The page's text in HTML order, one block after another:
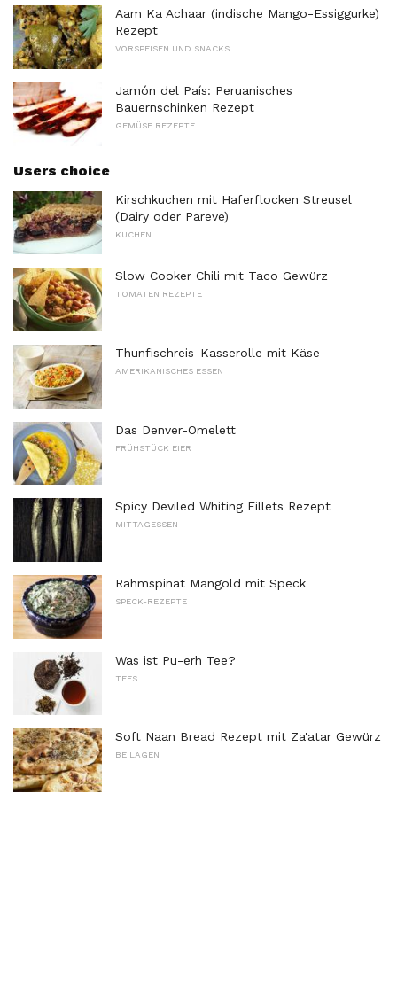
Aam Ka Achaar (indische Mango-Essiggurke)
Rezept
VORSPEISEN UND SNACKS
Jamón del País: Peruanisches
Bauernschinken Rezept
GEMÜSE REZEPTE
Users choice
Kirschkuchen mit Haferflocken Streusel
(Dairy oder Pareve)
KUCHEN
Slow Cooker Chili mit Taco Gewürz
TOMATEN REZEPTE
Thunfischreis-Kasserolle mit Käse
AMERIKANISCHES ESSEN
Das Denver-Omelett
FRÜHSTÜCK EIER
Spicy Deviled Whiting Fillets Rezept
MITTAGESSEN
Rahmspinat Mangold mit Speck
SPECK-REZEPTE
Was ist Pu-erh Tee?
TEES
Soft Naan Bread Rezept mit Za'atar Gewürz
BEILAGEN